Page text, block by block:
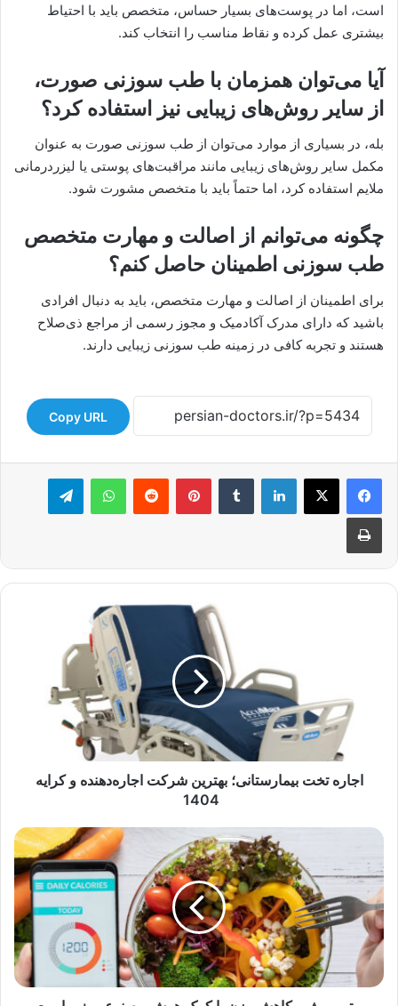
است، اما در پوست‌های بسیار حساس، متخصص باید با احتیاط
بیشتری عمل کرده و نقاط مناسب را انتخاب کند.
آیا می‌توان همزمان با طب سوزنی صورت،
از سایر روش‌های زیبایی نیز استفاده کرد؟
بله، در بسیاری از موارد می‌توان از طب سوزنی صورت به عنوان
مکمل سایر روش‌های زیبایی مانند مراقبت‌های پوستی یا لیزردرمانی
ملایم استفاده کرد، اما حتماً باید با متخصص مشورت شود.
چگونه می‌توانم از اصالت و مهارت متخصص
طب سوزنی اطمینان حاصل کنم؟
برای اطمینان از اصالت و مهارت متخصص، باید به دنبال افرادی
باشید که دارای مدرک آکادمیک و مجوز رسمی از مراجع ذی‌صلاح
هستند و تجربه کافی در زمینه طب سوزنی زیبایی دارند.
Copy URL
لینکدین ‫تامبلر ‫پین‌ترست‫رددیت واتس آپ تلگرام
چاپ
اجاره‌دهنده
اجاره تخت بیمارستانی؛ بهترین شرکت اجاره‌دهنده و کرایه
1404
بهترین
کاهش
وزن
با
کمک
هوش
مصنوعی
+
پرامپت